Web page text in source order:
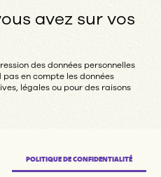
avez sur vos
des données personnelles
en compte les données
légales ou pour des raisons
POLITIQUE DE CONFIDENTIALITÉ